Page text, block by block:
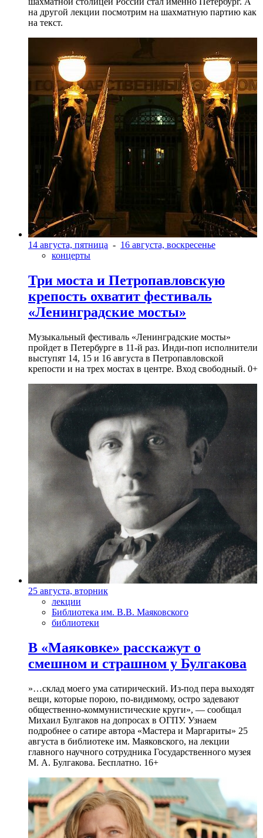
на другой лекции посмотрим на шахматную партию как
на текст.
14 августа, пятница - 16 августа, воскресенье
концерты
Три моста и Петропавловскую
крепость охватит фестиваль
«Ленинградские мосты»
Музыкальный фестиваль «Ленинградские мосты»
пройдет в Петербурге в 11-й раз. Инди-поп исполнители
выступят 14, 15 и 16 августа в Петропавловской
крепости и на трех мостах в центре. Вход свободный. 0+
25 августа, вторник
лекции
Библиотека им. В.В. Маяковского
библиотеки
В «Маяковке» расскажут о
смешном и страшном у Булгакова
»…склад моего ума сатирический. Из-под пера выходят
вещи, которые порою, по-видимому, остро задевают
общественно-коммунистические круги», — сообщал
Михаил Булгаков на допросах в ОГПУ. Узнаем
подробнее о сатире автора «Мастера и Маргариты» 25
августа в библиотеке им. Маяковского, на лекции
главного научного сотрудника Государственного музея
М. А. Булгакова. Бесплатно. 16+